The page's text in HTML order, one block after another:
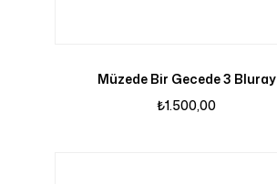
Müzede Bir Gecede 3 Bluray
₺1.500,00